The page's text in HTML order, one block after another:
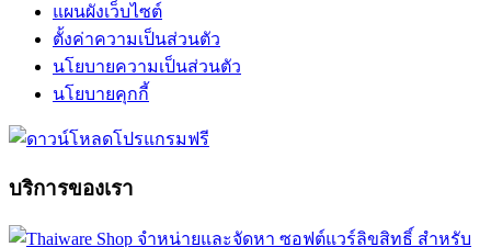
แผนผังเว็บไซต์
ตั้งค่าความเป็นส่วนตัว
นโยบายความเป็นส่วนตัว
นโยบายคุกกี้
บริการของเรา